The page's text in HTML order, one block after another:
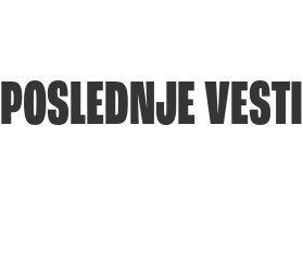
POSLEDNJE VESTI